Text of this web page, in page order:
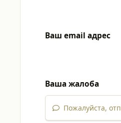
Ваш email адрес
Ваша жалоба
Пожалуйста,